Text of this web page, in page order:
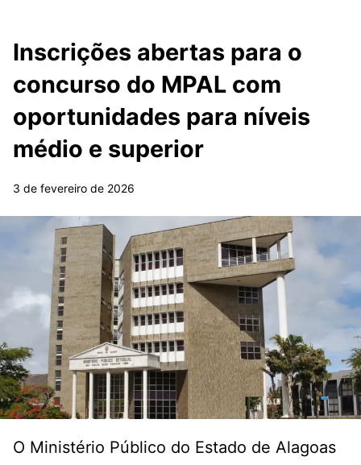
Inscrições abertas para o
concurso do MPAL com
oportunidades para níveis
médio e superior
3 de fevereiro de 2026
O Ministério Público do Estado de Alagoas